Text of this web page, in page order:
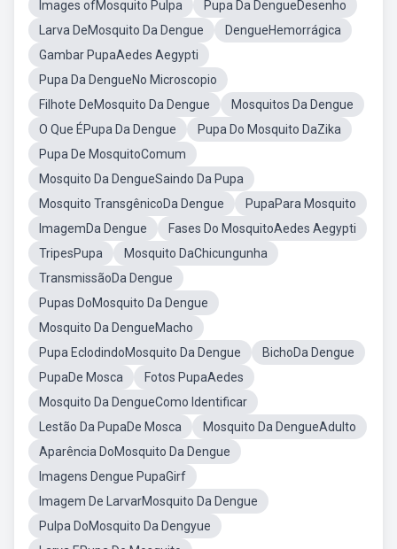
Images ofMosquito Pulpa
Pupa Da DengueDesenho
Larva DeMosquito Da Dengue
DengueHemorrágica
Gambar PupaAedes Aegypti
Pupa Da DengueNo Microscopio
Filhote DeMosquito Da Dengue
Mosquitos Da Dengue
O Que ÉPupa Da Dengue
Pupa Do Mosquito DaZika
Pupa De MosquitoComum
Mosquito Da DengueSaindo Da Pupa
Mosquito TransgênicoDa Dengue
PupaPara Mosquito
ImagemDa Dengue
Fases Do MosquitoAedes Aegypti
TripesPupa
Mosquito DaChicungunha
TransmissãoDa Dengue
Pupas DoMosquito Da Dengue
Mosquito Da DengueMacho
Pupa EclodindoMosquito Da Dengue
BichoDa Dengue
PupaDe Mosca
Fotos PupaAedes
Mosquito Da DengueComo Identificar
Lestão Da PupaDe Mosca
Mosquito Da DengueAdulto
Aparência DoMosquito Da Dengue
Imagens Dengue PupaGirf
Imagem De LarvarMosquito Da Dengue
Pulpa DoMosquito Da Dengyue